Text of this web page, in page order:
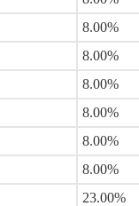
8.00%
8.00%
8.00%
8.00%
8.00%
8.00%
23.00%